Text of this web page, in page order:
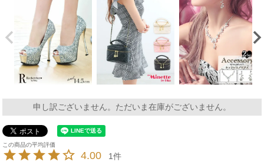
申し訳ございません。ただいま在庫がございません。
4.00 1